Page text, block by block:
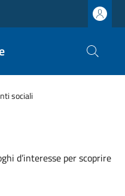
sociali
d’interesse per scoprire